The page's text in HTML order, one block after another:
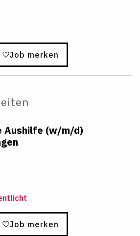
Job merken
Aushilfe (w/m/d)
Job merken